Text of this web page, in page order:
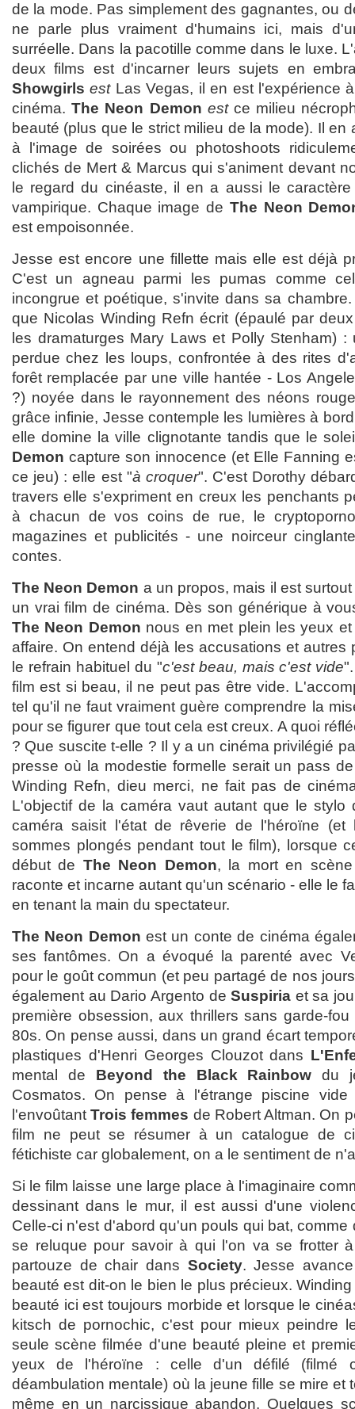
de la mode. Pas simplement des gagnantes, ou
ne parle plus vraiment d'humains ici, mais
surréelle. Dans la pacotille comme dans le luxe.
deux films est d'incarner leurs sujets en
Showgirls estLas Vegas, il en est l'expérience
cinéma.The Neon Demon estce milieu
beauté (plus que le strict milieu de la mode). Il en
à l'image de soirées ou photoshoots
clichés de Mert & Marcus qui s'animent devant
le regard du cinéaste, il en a aussi le
vampirique. Chaque image de The Neon
est empoisonnée.
Jesse est encore une fillette mais elle est déjà
C'est un agneau parmi les pumas comme
incongrue et poétique, s'invite dans sa
que Nicolas Winding Refn écrit (épaulé par
les dramaturges Mary Laws et Polly Stenham)
perdue chez les loups, confrontée à des rites
forêt remplacée par une ville hantée - Los
?) noyée dans le rayonnement des néons
grâce infinie, Jesse contemple les lumières à
elle domine la ville clignotante tandis que le
Demon capture son innocence (et Elle Fanning
ce jeu) : elle est "à croquer". C'est Dorothy
travers elle s'expriment en creux les penchants
à chacun de vos coins de rue, le
magazines et publicités - une noirceur
contes.
The Neon Demon a un propos, mais il est
un vrai film de cinéma. Dès son générique à
The Neon Demon nous en met plein les yeux
affaire. On entend déjà les accusations et autres
le refrain habituel du "c'est beau, mais c'est vide
film est si beau, il ne peut pas être vide.
tel qu'il ne faut vraiment guère comprendre la
pour se figurer que tout cela est creux. A quoi
? Que suscite t-elle ? Il y a un cinéma privilégié
presse où la modestie formelle serait un pass
Winding Refn, dieu merci, ne fait pas de
L'objectif de la caméra vaut autant que le stylo
caméra saisit l'état de rêverie de l'héroïne (et
sommes plongés pendant tout le film), lorsque
début de The Neon Demon, la mort en
raconte et incarne autant qu'un scénario - elle le
en tenant la main du spectateur.
The Neon Demon est un conte de cinéma
ses fantômes. On a évoqué la parenté avec
pour le goût commun (et peu partagé de nos
également au Dario Argento deSuspiria et sa
première obsession, aux thrillers sans garde-
80s. On pense aussi, dans un grand écart
plastiques d'Henri Georges Clouzot dans
mental de Beyond the Black Rainbow du
Cosmatos. On pense à l'étrange piscine
l'envoûtantTrois femmes de Robert Altman. On
film ne peut se résumer à un catalogue de
fétichiste car globalement, on a le sentiment de
Si le film laisse une large place à l'imaginaire
dessinant dans le mur, il est aussi d'une
Celle-ci n'est d'abord qu'un pouls qui bat,
se reluque pour savoir à qui l'on va se frotter
partouze de chair dans Society. Jesse
beauté est dit-on le bien le plus précieux.
beauté ici est toujours morbide et lorsque le
kitsch de pornochic, c'est pour mieux peindre
seule scène filmée d'une beauté pleine et
yeux de l'héroïne : celle d'un défilé (filmé
déambulation mentale) où la jeune fille se mire et
même en un narcissique abandon. Quelques